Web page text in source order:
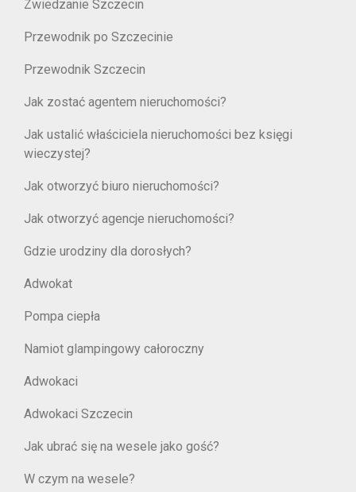
Zwiedzanie Szczecin
Przewodnik po Szczecinie
Przewodnik Szczecin
Jak zostać agentem nieruchomości?
Jak ustalić właściciela nieruchomości bez księgi
wieczystej?
Jak otworzyć biuro nieruchomości?
Jak otworzyć agencje nieruchomości?
Gdzie urodziny dla dorosłych?
Adwokat
Pompa ciepła
Namiot glampingowy całoroczny
Adwokaci
Adwokaci Szczecin
Jak ubrać się na wesele jako gość?
W czym na wesele?